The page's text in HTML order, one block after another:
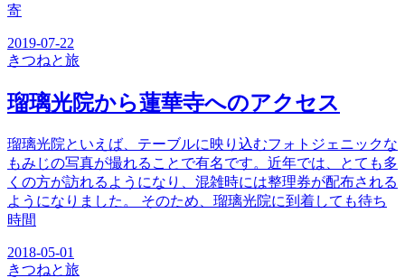
寄
2019-07-22
きつねと旅
瑠璃光院から蓮華寺へのアクセス
瑠璃光院といえば、テーブルに映り込むフォトジェニックな
もみじの写真が撮れることで有名です。近年では、とても多
くの方が訪れるようになり、混雑時には整理券が配布される
ようになりました。 そのため、瑠璃光院に到着しても待ち
時間
2018-05-01
きつねと旅